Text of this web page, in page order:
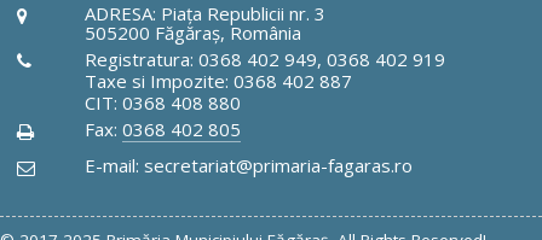
ADRESA: Piaţa Republicii nr. 3
505200 Făgăraş, România
Registratura: 0368 402 949, 0368 402 919
Taxe si Impozite: 0368 402 887
CIT: 0368 408 880
Fax: 0368 402 805
E-mail: secretariat@primaria-fagaras.ro